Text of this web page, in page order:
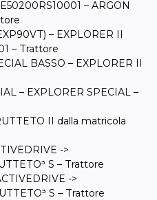
– ARGON
– EXPLORER II
– Trattore
BASSO – EXPLORER II
– EXPLORER SPECIAL –
II dalla matricola
->
S – Trattore
->
S – Trattore